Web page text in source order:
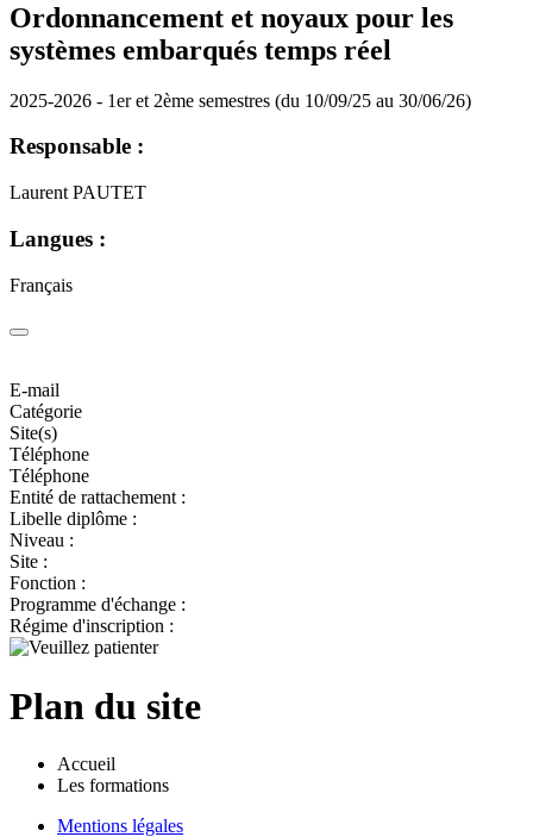
Ordonnancement et noyaux pour les
systèmes embarqués temps réel
2025-2026 - 1er et 2ème semestres (du 10/09/25 au 30/06/26)
Responsable :
Laurent PAUTET
Langues :
Français
E-mail
Catégorie
Site(s)
Téléphone
Téléphone
Entité de rattachement :
Libelle diplôme :
Niveau :
Site :
Fonction :
Programme d'échange :
Régime d'inscription :
Plan du site
Accueil
Les formations
Mentions légales